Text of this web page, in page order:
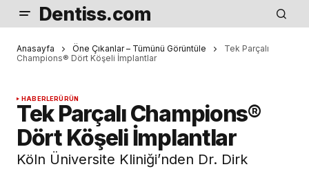
Dentiss.com
Anasayfa Öne Çıkanlar – Tümünü Görüntüle
Tek Parçalı
Champions® Dört Köşeli İmplantlar
HABERLERÜRÜN
Tek Parçalı Champions®
Dört Köşeli İmplantlar
Köln Üniversite Kliniği’nden Dr. Dirk